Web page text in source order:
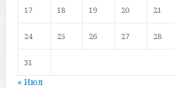
17 18 19 20 21
24 25 26 27 28
31
« Июл